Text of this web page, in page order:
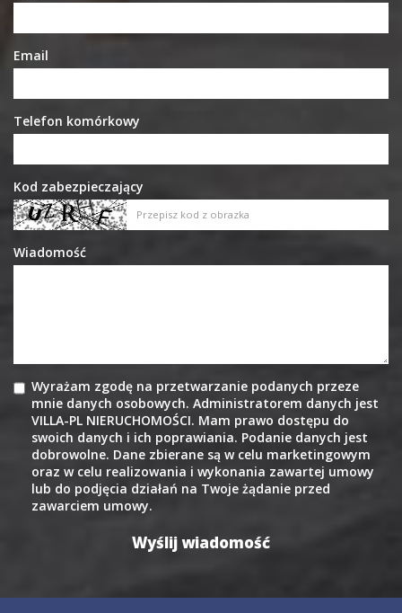
Email
Telefon komórkowy
Kod zabezpieczający
Wiadomość
Wyrażam zgodę na przetwarzanie podanych przeze
mnie danych osobowych. Administratorem danych jest
VILLA-PL NIERUCHOMOŚCI. Mam prawo dostępu do
swoich danych i ich poprawiania. Podanie danych jest
dobrowolne. Dane zbierane są w celu marketingowym
oraz w celu realizowania i wykonania zawartej umowy
lub do podjęcia działań na Twoje żądanie przed
zawarciem umowy.